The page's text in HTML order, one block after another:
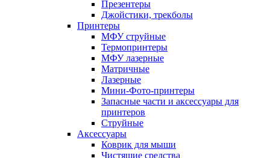
Презентеры
Джойстики, трекболы
Принтеры
МФУ струйные
Термопринтеры
МФУ лазерные
Матричные
Лазерные
Мини-Фото-принтеры
Запасные части и аксессуары для
принтеров
Струйные
Аксессуары
Коврик для мыши
Чистящие средства